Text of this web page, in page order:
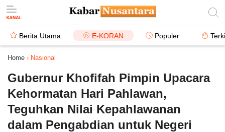
Berita Utama E-KORAN Populer
Home › Nasional
Gubernur Khofifah Pimpin Upacara
Kehormatan Hari Pahlawan,
Teguhkan Nilai Kepahlawanan
dalam Pengabdian untuk Negeri